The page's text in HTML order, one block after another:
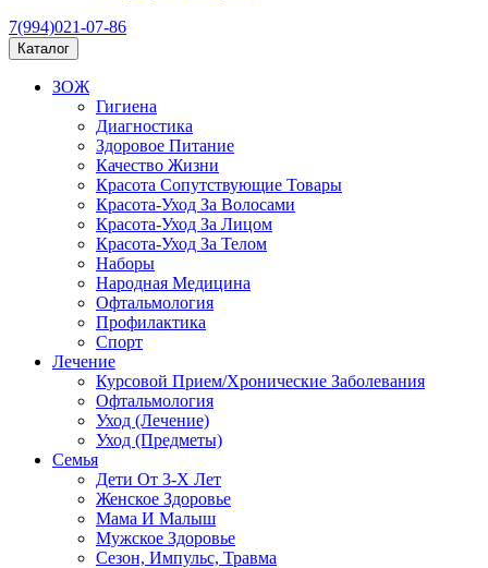
7(994)021-07-86
Каталог
ЗОЖ
Гигиена
Диагностика
Здоровое Питание
Качество Жизни
Красота Сопутствующие Товары
Красота-Уход За Волосами
Красота-Уход За Лицом
Красота-Уход За Телом
Наборы
Народная Медицина
Офтальмология
Профилактика
Спорт
Лечение
Курсовой Прием/Хронические Заболевания
Офтальмология
Уход (Лечение)
Уход (Предметы)
Семья
Дети От 3-Х Лет
Женское Здоровье
Мама И Малыш
Мужское Здоровье
Сезон, Импульс, Травма